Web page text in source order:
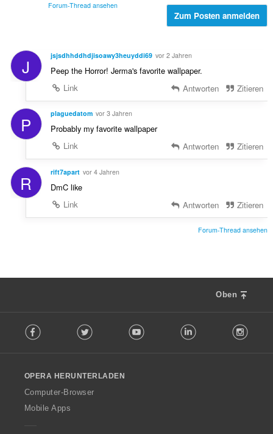
Forum-Thread ansehen
Zum Posten anmelden
J jsjsdhhddhdjisoawy3heuyddi69 vor 2 Jahren
Peep the Horror! Jerma's favorite wallpaper.
Link
Antworten Zitieren
P plaguedatom vor 3 Jahren
Probably my favorite wallpaper
Link
Antworten Zitieren
R rift7apart vor 4 Jahren
DmC like
Link
Antworten Zitieren
Forum-Thread ansehen
Oben
o
w
O
p
Facebook Twitter Youtube LinkedIn
OPERA HERUNTERLADEN
Computer-Browser
Mobile Apps